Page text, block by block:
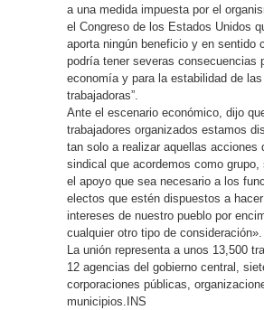
a una medida impuesta por el
el Congreso de los Estados Unidos
aporta ningún beneficio y en sentido
podría tener severas consecuencias
economía y para la estabilidad de
trabajadoras”.
Ante el escenario económico, dijo
trabajadores organizados estamos
tan solo a realizar aquellas acciones
sindical que acordemos como grupo,
el apoyo que sea necesario a los
electos que estén dispuestos a
intereses de nuestro pueblo por
cualquier otro tipo de consideración».
La unión representa a unos 13,500
12 agencias del gobierno central,
corporaciones públicas,
municipios.INS